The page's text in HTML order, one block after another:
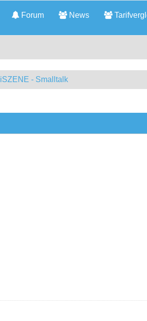
Forum News
iSZENE - Smalltalk